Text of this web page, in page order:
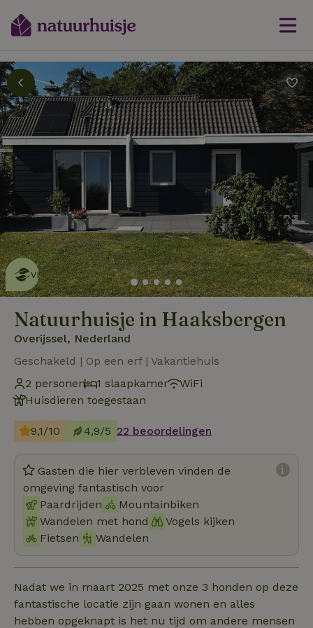
Dit natuurhuisje is eco-
vriendelijklees meer
Natuurhuisje in Haaksbergen
Overijssel, Nederland
Geschakeld | Op een erf | Vakantiehuis
2 personen
1 slaapkamer
WiFi
Huisdieren toegestaan
9,1/10 4,9/5 22 beoordelingen
Gasten die hier verbleven vinden de
omgeving fantastisch voor
Paardrijden
Mountainbiken
Wandelen met hond
Vogels kijken
Fietsen
Wandelen
Nadat we in maart 2025 met onze 3 honden op deze
fantastische locatie zijn gaan wonen en alles
hebben opgeknapt is het nu tijd om andere mensen